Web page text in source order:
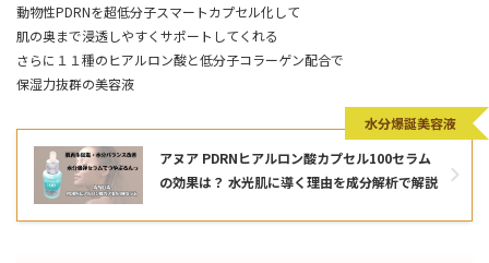
動物性PDRNを超低分子スマートカプセル化して
肌の奥まで浸透しやすくサポートしてくれる
さらに１１種のヒアルロン酸と低分子コラーゲン配合で
保湿力抜群の美容液
アヌア PDRNヒアルロン酸カプセル100セラム
の効果は？ 水光肌に導く理由を成分解析で解説
水分爆誕美容液